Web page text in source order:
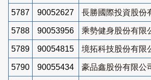
5787 90052627 長勝國際投資股份
5788 90053956 乘勢健身股份有限
5789 90054815 境拓科技股份有限
5790 90055434 豪品鑫股份有限公